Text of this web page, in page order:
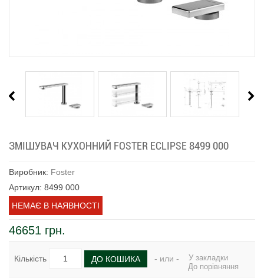
ЗМІШУВАЧ КУХОННИЙ FOSTER ECLIPSE 8499 000
Виробник: Foster
Артикул: 8499 000
НЕМАЄ В НАЯВНОСТІ
46651 грн.
Кількість ДО КОШИКА - или -
У закладки
До порівняння